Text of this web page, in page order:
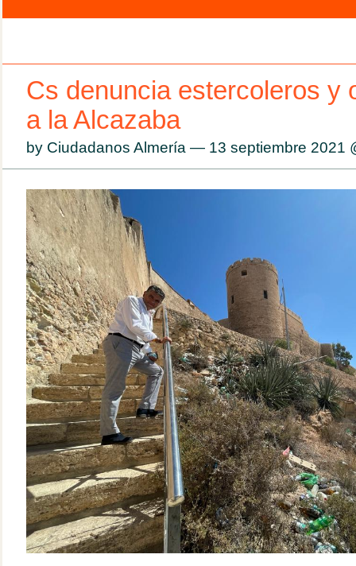
Cs denuncia estercoleros y
a la Alcazaba
by Ciudadanos Almería — 13 septiembre 2021